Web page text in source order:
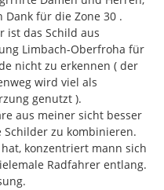
Dank für die Zone 30 .
ist das Schild aus
Limbach-Oberfroha für
nicht zu erkennen ( der
wird viel als
genutzt ).
aus meiner sicht besser
Schilder zu kombinieren.
konzentriert mann sich
Radfahrer entlang.